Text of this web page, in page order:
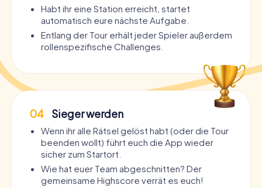
Habt ihr eine Station erreicht, startet
automatisch eure nächste Aufgabe.
Entlang der Tour erhält jeder Spieler außerdem
rollenspezifische Challenges.
04 Sieger werden
Wenn ihr alle Rätsel gelöst habt (oder die Tour
beenden wollt) führt euch die App wieder
sicher zum Startort.
Wie hat euer Team abgeschnitten? Der
gemeinsame Highscore verrät es euch!